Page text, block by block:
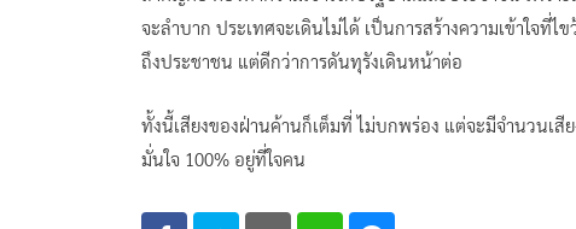
จะลำบาก ประเทศจะเดินไม่ได้ เป็นการสร้างความเข้าใจที่
ถึงประชาชน แต่ดีกว่าการดันทุรังเดินหน้าต่อ
ทั้งนี้เสียงของฝ่านค้านก็เต็มที่ ไม่บกพร่อง แต่จะมีจำนวนเสี
มั่นใจ 100% อยู่ที่ใจคน